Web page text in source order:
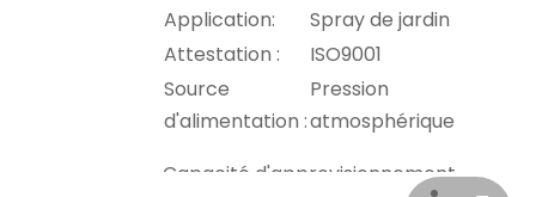
Application:
Spray de jardin
Attestation :
ISO9001
Source
d'alimentation :
Pression
atmosphérique
Capacité d'approvisionnement